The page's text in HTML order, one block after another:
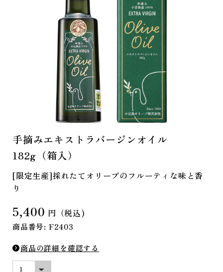
手摘みエキストラバージンオイル
182g（箱入）
[限定生産]採れたてオリーブのフルーティな味と香
り
5,400 円（税込)
商品番号: F2403
商品の詳細を確認する